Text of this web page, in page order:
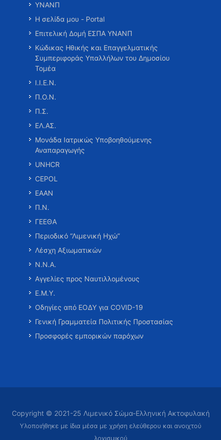
ΥΝΑΝΠ
Η σελίδα μου - Portal
Επιτελική Δομή ΕΣΠΑ ΥΝΑΝΠ
Κώδικας Ηθικής και Επαγγελματικής
Συμπεριφοράς Υπαλλήλων του Δημοσίου
Τομέα
Ι.Ι.Ε.Ν.
Π.Ο.Ν.
Π.Σ.
ΕΛ.ΑΣ.
Μονάδα Ιατρικώς Υποβοηθούμενης
Αναπαραγωγής
UNHCR
CEPOL
ΕΑΑΝ
Π.Ν.
ΓΕΕΘΑ
Περιοδικό “Λιμενική Ηχώ”
Λέσχη Αξιωματικών
Ν.Ν.Α.
Αγγελίες προς Ναυτιλλομένους
Ε.Μ.Υ.
Οδηγίες από ΕΟΔΥ για COVID-19
Γενική Γραμματεία Πολιτικής Προστασίας
Προσφορές εμπορικών παρόχων
Copyright © 2021-25 Λιμενικό Σώμα-Ελληνική Ακτοφυλακή
Υλοποιήθηκε με ίδια μέσα με χρήση ελεύθερου και ανοιχτού
λογισμικού